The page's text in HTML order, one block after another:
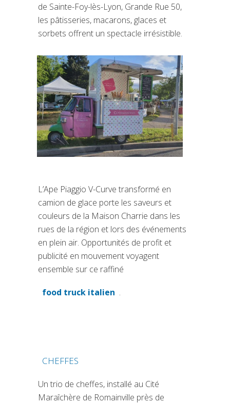
de Sainte-Foy-lès-Lyon, Grande Rue 50,
les pâtisseries, macarons, glaces et
sorbets offrent un spectacle irrésistible.
L’Ape Piaggio V-Curve transformé en
camion de glace porte les saveurs et
couleurs de la Maison Charrie dans les
rues de la région et lors des événements
en plein air. Opportunités de profit et
publicité en mouvement voyagent
ensemble sur ce raffiné
food truck italien
(si apre in una nuova scheda)
.
CHEFFES(SI APRE IN UNA NUOVA SCHEDA)
Un trio de cheffes, installé au Cité
Maraîchère de Romainville près de